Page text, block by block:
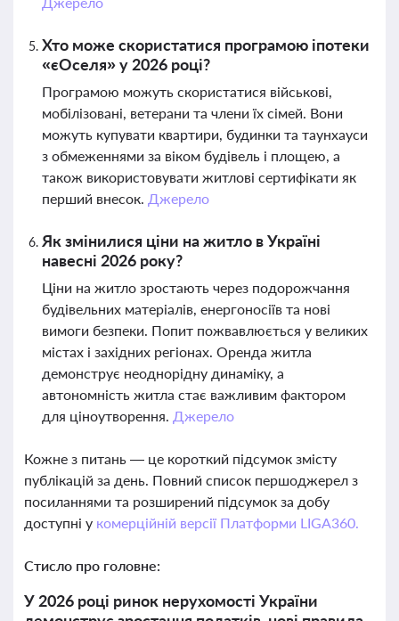
Хто може скористатися програмою іпотеки
«єОселя» у 2026 році?
Програмою можуть скористатися військові,
мобілізовані, ветерани та члени їх сімей. Вони
можуть купувати квартири, будинки та таунхауси
з обмеженнями за віком будівель і площею, а
також використовувати житлові сертифікати як
перший внесок. Джерело
Як змінилися ціни на житло в Україні
навесні 2026 року?
Ціни на житло зростають через подорожчання
будівельних матеріалів, енергоносіїв та нові
вимоги безпеки. Попит пожвавлюється у великих
містах і західних регіонах. Оренда житла
демонструє неоднорідну динаміку, а
автономність житла стає важливим фактором
для ціноутворення. Джерело
Кожне з питань — це короткий підсумок змісту
публікацій за день. Повний список першоджерел з
посиланнями та розширений підсумок за добу
доступні у комерційній версії Платформи LIGA360.
Стисло про головне:
У 2026 році ринок нерухомості України